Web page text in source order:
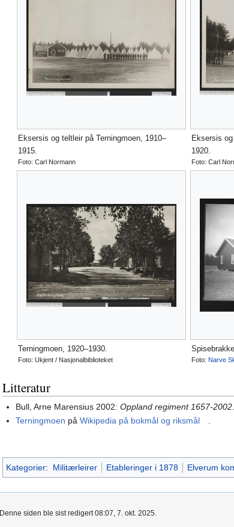
Eksersis og teltleir på Terningmoen, 1910–
1915.
Foto: Carl Normann
Eksersis
1920.
Foto: Carl
Terningmoen, 1920–1930.
Foto: Ukjent / Nasjonalbiblioteket Foto:Narve
Litteratur
Bull, Arne Marensius 2002:Oppland regiment 1657-2002
Terningmoen påWikipedia på bokmål og riksmål
Kategorier: Militærleirer Etableringer i 1878 Elverum
Denne siden ble sist redigert 08:07, 7. okt. 2025.